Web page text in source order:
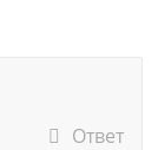
Ответ